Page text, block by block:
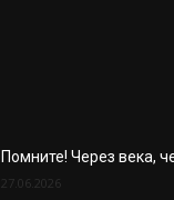
Помните! Через века,
27.06.2026